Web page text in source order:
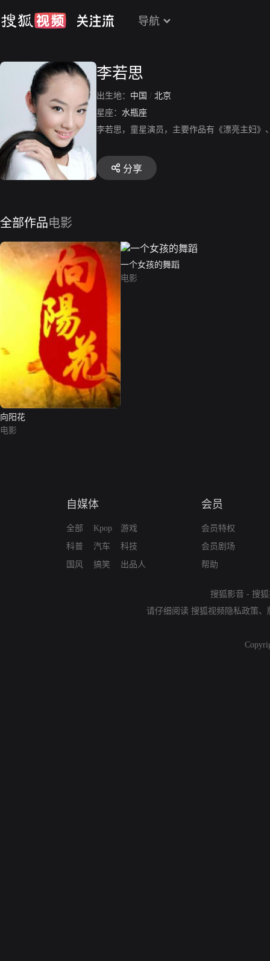
导航
李若思
出生地： 中国 / 北京
星座： 水瓶座
李若思，童星演员，主要作品有《漂亮主妇》
分享
全部作品电影
向阳花
电影
一个女孩的舞蹈
电影
自媒体
全部
科普
国风
Kpop
汽车
搞笑
游戏
科技
出品人
会员
会员特权
会员剧场
帮助
搜狐影音 - 搜
请仔细阅读 搜狐视频隐私政策、